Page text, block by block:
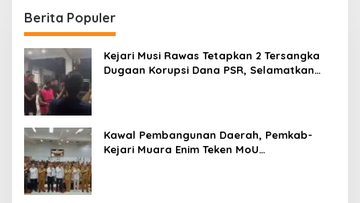
Berita Populer
Kejari Musi Rawas Tetapkan 2 Tersangka
Dugaan Korupsi Dana PSR, Selamatkan
Kawal Pembangunan Daerah, Pemkab-
Kejari Muara Enim Teken MoU